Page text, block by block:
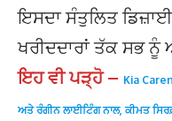
ਇਸਦਾ ਸੰਤੁਲਿਤ
ਖਰੀਦਦਾਰਾਂ ਤੱਕ ਸਭ
ਇਹ ਵੀ ਪੜ੍ਹੋ – Kia
ਅਤੇ ਰੰਗੀਨ ਲਾਈਟਿੰਗ ਨਾਲ, ਕੀਮਤ